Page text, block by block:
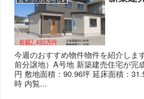
今週のおすすめ物件物件を紹介しま
前分譲地）A号地 新築建売住宅が完
円 敷地面積：90.96坪 延床面積：
時 内覧...